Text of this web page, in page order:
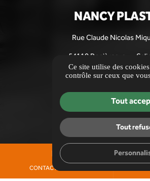
mail
CONTACTEZ-NOUS
NANCY
Rue Claude Nicolas
54110 Rosières-aux-
03 55 40 12 92
Informations
Mentions légales
Politique de
Gestion des cookies
Ce site utilise des
contrôle sur ceux que
Tout
Tout